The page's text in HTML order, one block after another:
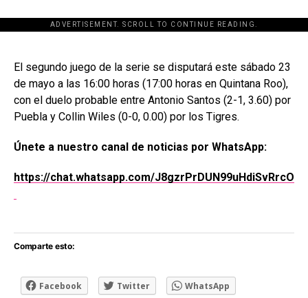
ADVERTISEMENT. SCROLL TO CONTINUE READING.
[adsforwp id="243463"]
El segundo juego de la serie se disputará este sábado 23
de mayo a las 16:00 horas (17:00 horas en Quintana Roo),
con el duelo probable entre Antonio Santos (2-1, 3.60) por
Puebla y Collin Wiles (0-0, 0.00) por los Tigres.
Únete a nuestro canal de noticias por WhatsApp:
https://chat.whatsapp.com/J8gzrPrDUN99uHdiSvRrcO
Comparte esto:
Facebook Twitter WhatsApp